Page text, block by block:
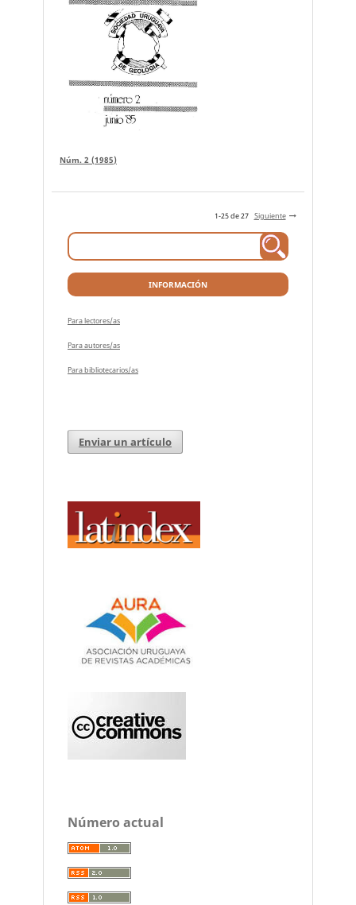
Núm. 2 (1985)
1-25 de 27 Siguiente
INFORMACIÓN
Para lectores/as
Para autores/as
Para bibliotecarios/as
Enviar un artículo
Número actual